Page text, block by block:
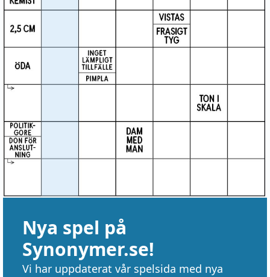
Nya spel på
Synonymer.se!
Vi har uppdaterat vår spelsida med nya